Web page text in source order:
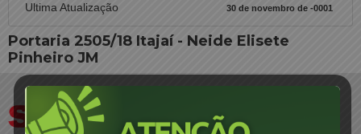
Ultima Atualização 30 de novembro de -0001
Portaria 2505/18 Itajaí - Neide Elisete
Pinheiro JM